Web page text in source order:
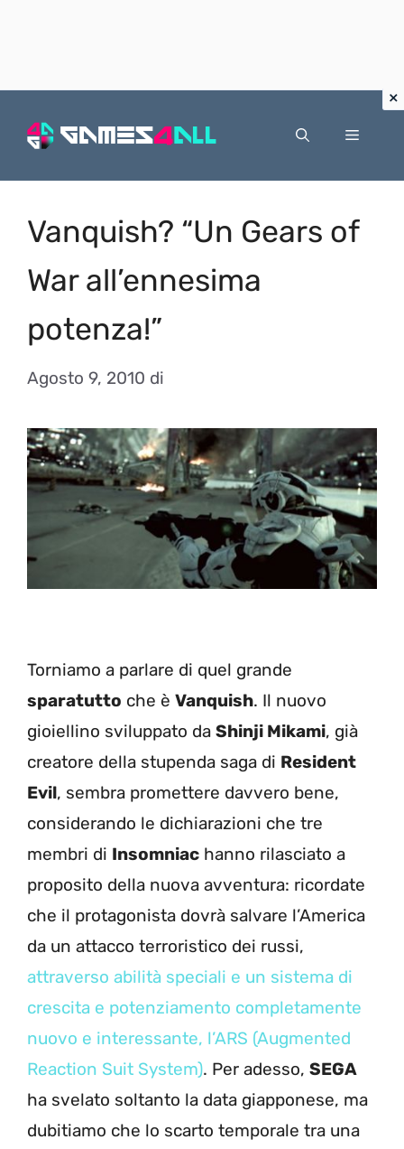
Menu
Vanquish? “Un Gears of
War all’ennesima
potenza!”
Agosto 9, 2010 di
Torniamo a parlare di quel grande
sparatutto che è Vanquish. Il nuovo
gioiellino sviluppato da Shinji Mikami, già
creatore della stupenda saga di Resident
Evil, sembra promettere davvero bene,
considerando le dichiarazioni che tre
membri di Insomniac hanno rilasciato a
proposito della nuova avventura: ricordate
che il protagonista dovrà salvare l’America
da un attacco terroristico dei russi,
attraverso abilità speciali e un sistema di
crescita e potenziamento completamente
nuovo e interessante, l’ARS (Augmented
Reaction Suit System). Per adesso, SEGA
ha svelato soltanto la data giapponese, ma
dubitiamo che lo scarto temporale tra una